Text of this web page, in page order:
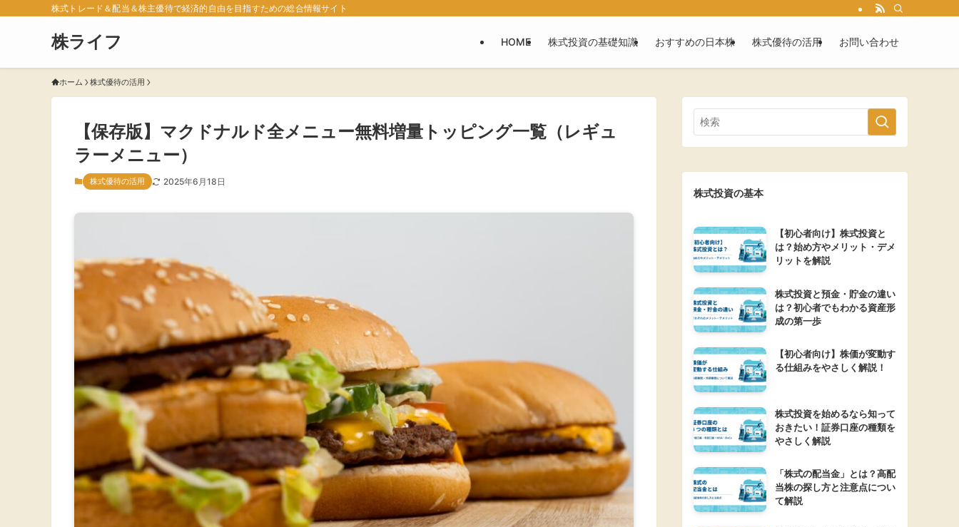
株式トレード＆配当＆株主優待で経済的自由を目指すための総合情報サイト
株ライフ HOME 株式投資の基礎知識 おすすめの日本株 株式優待の活用 お問い合わせ
ホーム 株式優待の活用
【保存版】マクドナルド全メニュー無料増量トッピング一覧（レギュ
ラーメニュー）
株式優待の活用 2025年6月18日
株式投資の基本
【初心者向け】株式投資と
は？始め方やメリット・デメ
リットを解説
株式投資と預金・貯金の違い
は？初心者でもわかる資産形
成の第一歩
【初心者向け】株価が変動す
る仕組みをやさしく解説！
株式投資を始めるなら知って
おきたい！証券口座の種類を
やさしく解説
「株式の配当金」とは？高配
当株の探し方と注意点につい
て解説